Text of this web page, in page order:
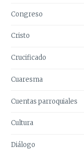
Congreso
Cristo
Crucificado
Cuaresma
Cuentas parroquiales
Cultura
Diálogo